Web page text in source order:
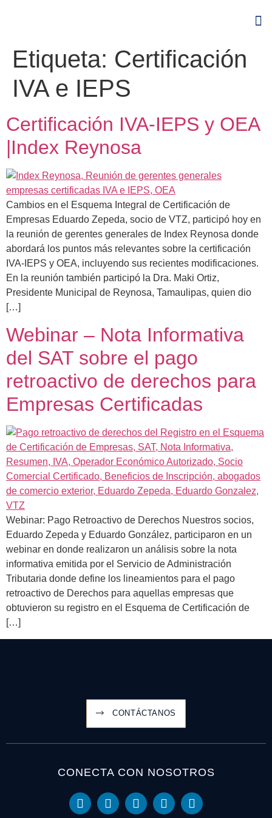
Etiqueta: Certificación
IVA e IEPS
Certificación IVA-IEPS y OEA
|Index Reynosa
Cambios en el Esquema Integral de Certificación de
Empresas Eduardo Zepeda, socio de VTZ, participó hoy en
la reunión de gerentes generales de Index Reynosa donde
abordará los puntos más relevantes sobre la certificación
IVA-IEPS y OEA, incluyendo sus recientes modificaciones.
En la reunión también participó la Dra. Maki Ortiz,
Presidente Municipal de Reynosa, Tamaulipas, quien dio
[…]
Webinar – Nota Informativa
del SAT sobre el pago
retroactivo de derechos para
Empresas Certificadas
Webinar: Pago Retroactivo de Derechos Nuestros socios,
Eduardo Zepeda y Eduardo González, participaron en un
webinar en donde realizaron un análisis sobre la nota
informativa emitida por el Servicio de Administración
Tributaria donde define los lineamientos para el pago
retroactivo de Derechos para aquellas empresas que
obtuvieron su registro en el Esquema de Certificación de
[…]
CONTÁCTANOS
CONECTA CON NOSOTROS